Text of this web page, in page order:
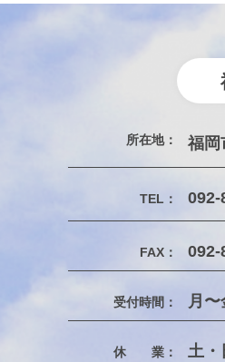
所在地： 福
TEL： 092-
FAX： 092-
受付時間： 月〜
休 業： 土